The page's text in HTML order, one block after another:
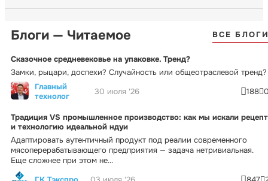
Блоги — Читаемое ВСЕ
Сказочное средневековье на упаковке. Тренд?
Замки, рыцари, доспехи? Случайность или общеотраслевой тренд?
Главный
технолог
30 июля '26 188
Традиция VS промышленное производство: как мы искали рецепт
и технологию идеальной ндуи
Адаптировать аутентичный продукт под реалии современного
мясоперерабатывающего предприятия — задача нетривиальная.
Еще сложнее при этом не...